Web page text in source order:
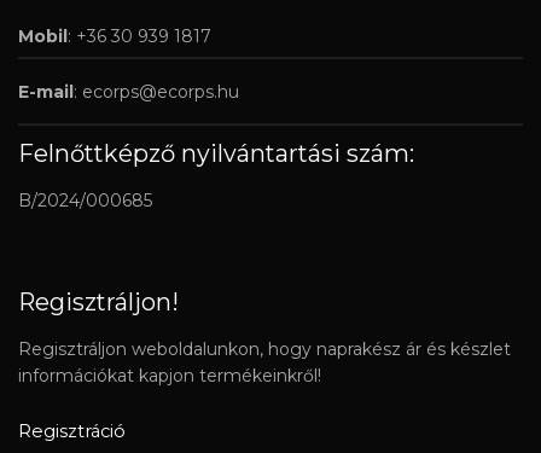
Mobil: +36 30 939 1817
E-mail: ecorps@ecorps.hu
Felnőttképző nyilvántartási szám:
B/2024/000685
Regisztráljon!
Regisztráljon weboldalunkon, hogy naprakész ár és készlet
információkat kapjon termékeinkről!
Regisztráció